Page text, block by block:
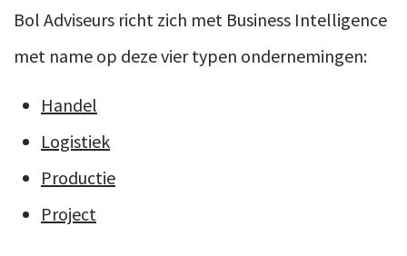
Bol Adviseurs richt zich met Business Intelligence
met name op deze vier typen ondernemingen:
Handel
Logistiek
Productie
Project